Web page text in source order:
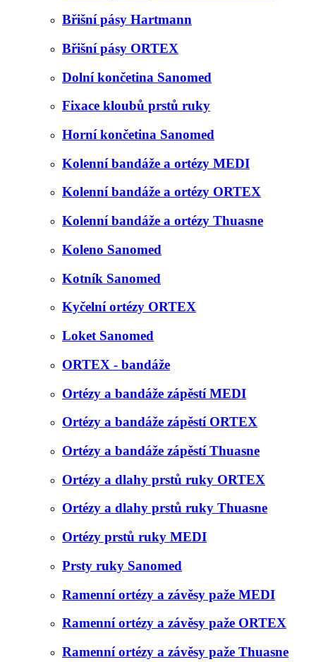
Břišní pásy Hartmann
Břišní pásy ORTEX
Dolní končetina Sanomed
Fixace kloubů prstů ruky
Horní končetina Sanomed
Kolenní bandáže a ortézy MEDI
Kolenní bandáže a ortézy ORTEX
Kolenní bandáže a ortézy Thuasne
Koleno Sanomed
Kotník Sanomed
Kyčelní ortézy ORTEX
Loket Sanomed
ORTEX - bandáže
Ortézy a bandáže zápěstí MEDI
Ortézy a bandáže zápěstí ORTEX
Ortézy a bandáže zápěstí Thuasne
Ortézy a dlahy prstů ruky ORTEX
Ortézy a dlahy prstů ruky Thuasne
Ortézy prstů ruky MEDI
Prsty ruky Sanomed
Ramenní ortézy a závěsy paže MEDI
Ramenní ortézy a závěsy paže ORTEX
Ramenní ortézy a závěsy paže Thuasne